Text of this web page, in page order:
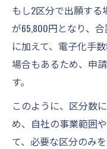
もし2区分で出願する
が65,800円となり、
に加えて、電子化手
場合もあるため、申
す。
このように、区分数
め、自社の事業範囲
て、必要な区分のみ